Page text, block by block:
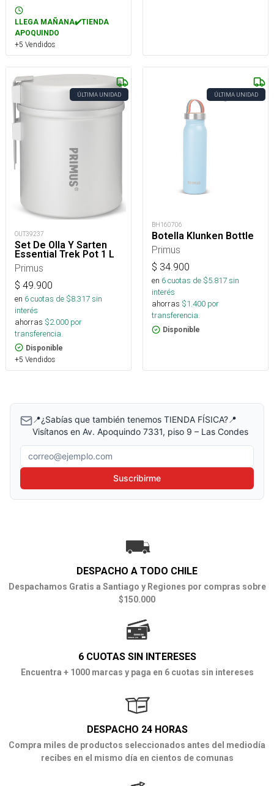
LLEGA MAÑANA✔️TIENDA
APOQUINDO
+5 Vendidos
ÚLTIMA UNIDAD
OUT39237
Set De Olla Y Sarten
Essential Trek Pot 1 L
Primus
$ 49.900
en 6cuotas de $8.317sin
interés
ahorras $2.000 por
transferencia.
Disponible
+5 Vendidos
ÚLTIMA UNIDAD
BH160706
Botella Klunken Bottle
Primus
$ 34.900
en 6cuotas de $5.817sin
interés
ahorras $1.400 por
transferencia.
Disponible
📍¿Sabías que también tenemos TIENDA FÍSICA?📍
Visítanos en Av. Apoquindo 7331, piso 9 – Las Condes
Correo electrónico
Suscribirme
DESPACHO A TODO CHILE
Despachamos Gratis a Santiago y Regiones por compras sobre
$150.000
6 CUOTAS SIN INTERESES
Encuentra + 1000 marcas y paga en 6 cuotas sin intereses
DESPACHO 24 HORAS
Compra miles de productos seleccionados antes del mediodía
recibes en el mismo día en cientos de comunas